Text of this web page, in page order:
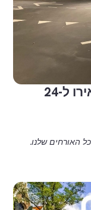
חניה במלון: 5 אירו לשעה, 25 אירו ל-24
האורחים שלנו.